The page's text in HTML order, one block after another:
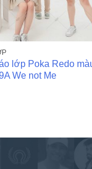
lớp Poka Redo
We not Me